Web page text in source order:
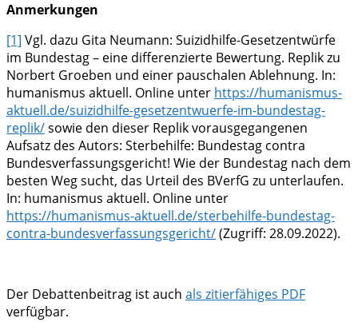
Anmerkungen
[1] Vgl. dazu Gita Neumann: Suizidhilfe-Gesetzentwürfe
im Bundestag – eine differenzierte Bewertung. Replik zu
Norbert Groeben und einer pauschalen Ablehnung. In:
humanismus aktuell. Online unter https://humanismus-
aktuell.de/suizidhilfe-gesetzentwuerfe-im-bundestag-
replik/sowie den dieser Replik vorausgegangenen
Aufsatz des Autors: Sterbehilfe: Bundestag contra
Bundesverfassungsgericht! Wie der Bundestag nach dem
besten Weg sucht, das Urteil des BVerfG zu unterlaufen.
In: humanismus aktuell. Online unter
https://humanismus-aktuell.de/sterbehilfe-bundestag-
contra-bundesverfassungsgericht/(Zugriff: 28.09.2022).
Der Debattenbeitrag ist auch als zitierfähiges PDF
verfügbar.